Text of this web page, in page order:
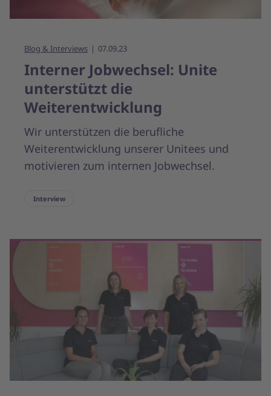
Blog & Interviews 07.09.23
Interner Jobwechsel: Unite
unterstützt die
Weiterentwicklung
Wir unterstützen die berufliche
Weiterentwicklung unserer Unitees und
motivieren zum internen Jobwechsel.
Interview